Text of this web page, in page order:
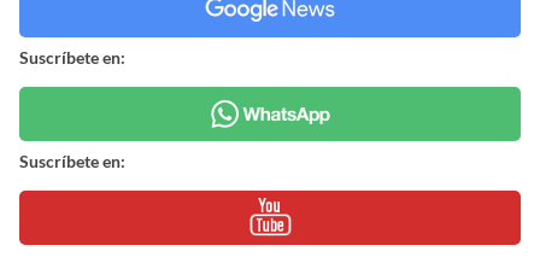
Suscríbete en:
Suscríbete en: